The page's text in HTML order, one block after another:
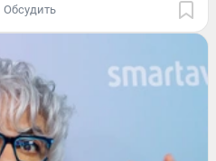
Обсудить